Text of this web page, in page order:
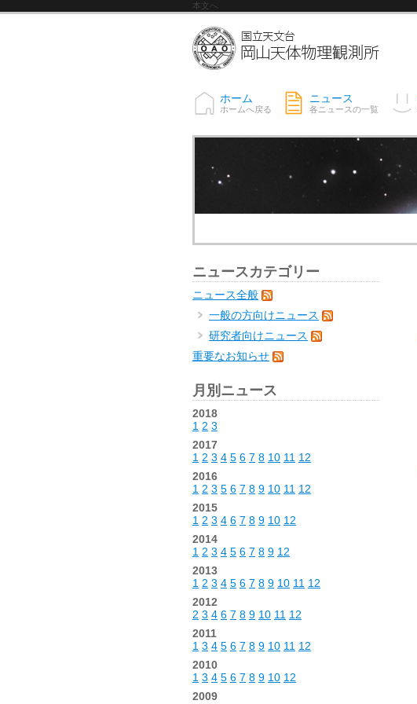
本文へ
ホーム
ホームへ戻る
ニュース
各ニュースの一覧
ニュースカテゴリー
ニュース全般
一般の方向けニュース
研究者向けニュース
重要なお知らせ
月別ニュース
2018
1 2 3
2017
1 2 3 4 5 6 7 8 10 11 12
2016
1 2 3 5 6 7 8 9 10 11 12
2015
1 2 3 4 6 7 8 9 10 12
2014
1 2 3 4 5 6 7 8 9 12
2013
1 2 3 4 5 6 7 8 9 10 11 12
2012
2 3 4 6 7 8 9 10 11 12
2011
1 3 4 5 6 7 8 9 10 11 12
2010
1 3 4 5 6 7 8 9 10 12
2009